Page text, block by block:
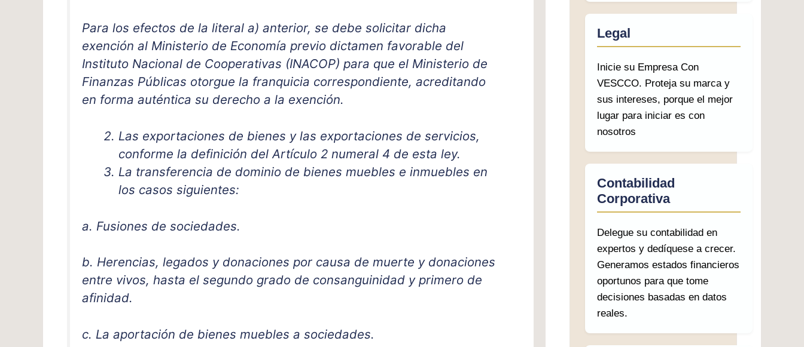
Para los efectos de la literal a) anterior, se debe solicitar dicha
exención al Ministerio de Economía previo dictamen favorable del
Instituto Nacional de Cooperativas (INACOP) para que el Ministerio de
Finanzas Públicas otorgue la franquicia correspondiente, acreditando
en forma auténtica su derecho a la exención.
Las exportaciones de bienes y las exportaciones de servicios,
conforme la definición del Artículo 2 numeral 4 de esta ley.
La transferencia de dominio de bienes muebles e inmuebles en
los casos siguientes:
a. Fusiones de sociedades.
b. Herencias, legados y donaciones por causa de muerte y donaciones
entre vivos, hasta el segundo grado de consanguinidad y primero de
afinidad.
c. La aportación de bienes muebles a sociedades.
Legal
Inicie su Empresa Con
VESCCO. Proteja su marca y
sus intereses, porque el mejor
lugar para iniciar es con
nosotros
Contabilidad
Corporativa
Delegue su contabilidad en
expertos y dedíquese a crecer.
Generamos estados financieros
oportunos para que tome
decisiones basadas en datos
reales.